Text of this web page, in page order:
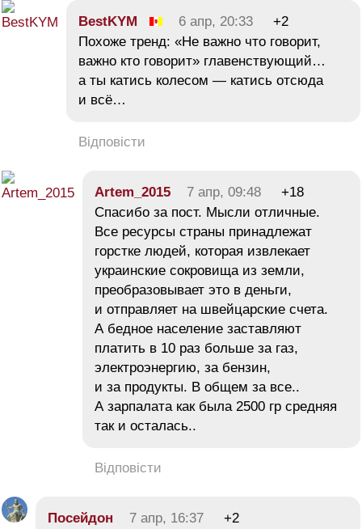
BestKYM 6 апр, 20:33
+2
Похоже тренд: «Не важно что говорит,
важно кто говорит» главенствующий…
а ты катись колесом — катись отсюда
и всё…
Відповісти
Artem_2015 7 апр, 09:48
+18
Спасибо за пост. Мысли отличные.
Все ресурсы страны принадлежат
горстке людей, которая извлекает
украинские сокровища из земли,
преобразовывает это в деньги,
и отправляет на швейцарские счета.
А бедное население заставляют
платить в 10 раз больше за газ,
электроэнергию, за бензин,
и за продукты. В общем за все..
А зарпалата как была 2500 гр средняя
так и осталась..
Відповісти
Посейдон 7 апр, 16:37
+2